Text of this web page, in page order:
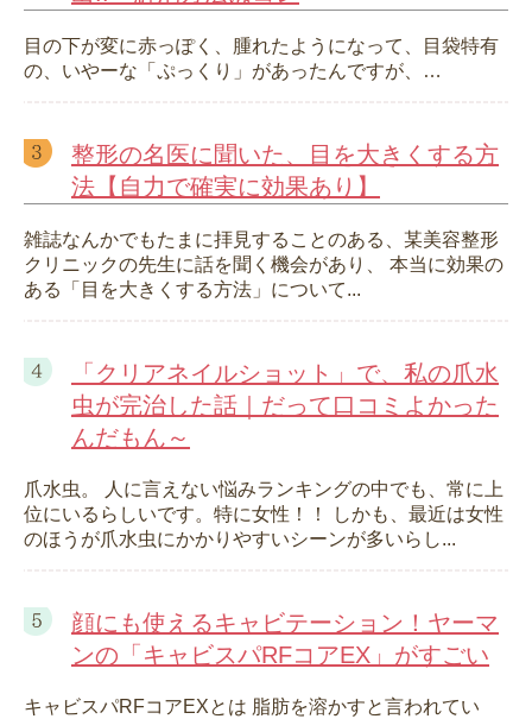
目の下が変に赤っぽく、腫れたようになって、目袋特有
の、いやーな「ぷっくり」があったんですが、…
整形の名医に聞いた、目を大きくする方
法【自力で確実に効果あり】
雑誌なんかでもたまに拝見することのある、某美容整形
クリニックの先生に話を聞く機会があり、 本当に効果の
ある「目を大きくする方法」について...
「クリアネイルショット」で、私の爪水
虫が完治した話｜だって口コミよかった
んだもん～
爪水虫。 人に言えない悩みランキングの中でも、常に上
位にいるらしいです。特に女性！！ しかも、最近は女性
のほうが爪水虫にかかりやすいシーンが多いらし...
顔にも使えるキャビテーション！ヤーマ
ンの「キャビスパRFコアEX」がすごい
キャビスパRFコアEXとは 脂肪を溶かすと言われてい